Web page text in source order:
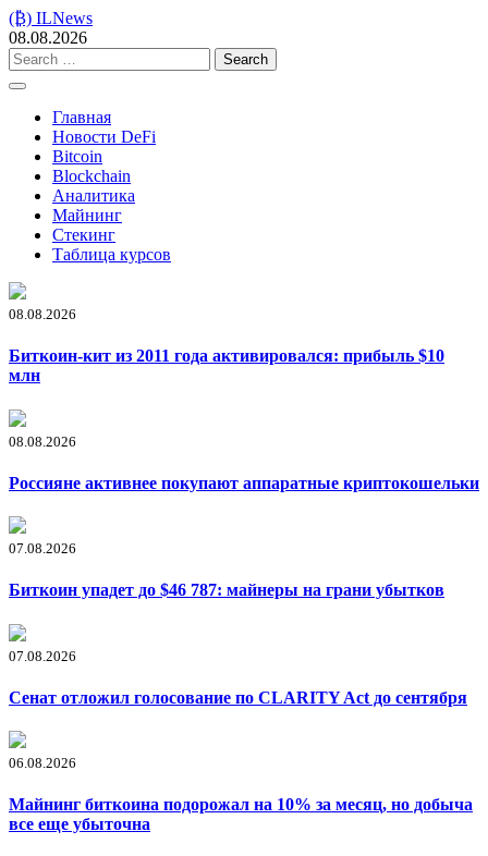
Skip
to
content
(₿) ILNews
08.08.2026
Search
for:
Главная
Новости DeFi
Bitcoin
Blockchain
Аналитика
Майнинг
Стекинг
Таблица курсов
08.08.2026
Биткоин-кит из 2011 года активировался: прибыль $10
млн
08.08.2026
Россияне активнее покупают аппаратные криптокошельки
07.08.2026
Биткоин упадет до $46 787: майнеры на грани убытков
07.08.2026
Сенат отложил голосование по CLARITY Act до сентября
06.08.2026
Майнинг биткоина подорожал на 10% за месяц, но добыча
все еще убыточна